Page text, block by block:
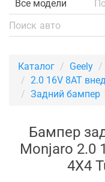
Каталог Geely
2.0 16V 8AT
Задний бампер
Бампер
Monjaro 2.0
4X4